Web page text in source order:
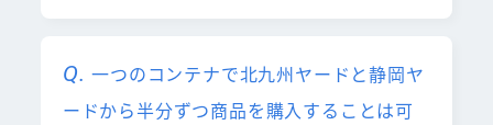
一つのコンテナで北九州ヤードと静岡ヤ
ードから半分ずつ商品を購入することは可